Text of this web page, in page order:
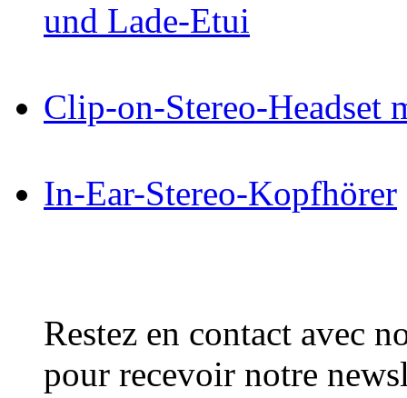
und Lade-Etui
Clip-on-Stereo-Headset
In-Ear-Stereo-Kopfhörer
Restez en contact avec
pour recevoir notre